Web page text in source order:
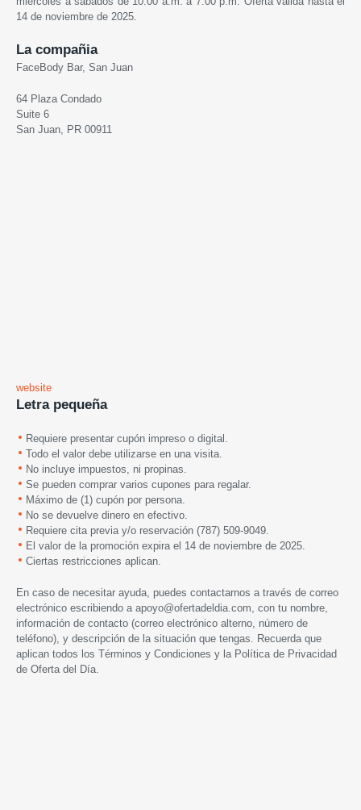
14 de noviembre de 2025.
La compañia
FaceBody Bar, San Juan
64 Plaza Condado
Suite 6
San Juan, PR 00911
website
Letra pequeña
Requiere presentar cupón impreso o digital.
Todo el valor debe utilizarse en una visita.
No incluye impuestos, ni propinas.
Se pueden comprar varios cupones para regalar.
Máximo de (1) cupón por persona.
No se devuelve dinero en efectivo.
Requiere cita previa y/o reservación (787) 509-9049.
El valor de la promoción expira el 14 de noviembre de 2025.
Ciertas restricciones aplican.
En caso de necesitar ayuda, puedes contactarnos a través de correo
electrónico escribiendo a apoyo@ofertadeldia.com , con tu nombre,
información de contacto (correo electrónico alterno, número de
teléfono), y descripción de la situación que tengas. Recuerda que
aplican todos los Términos y Condiciones y la Política de Privacidad
de Oferta del Día.